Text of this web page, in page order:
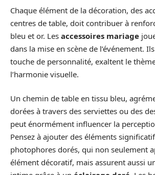
Chaque élément de la décoration, des
centres de table, doit contribuer à
bleu et or. Les accessoires mariage
dans la mise en scène de l’événement.
touche de personnalité, exaltent le
l’harmonie visuelle.
Un chemin de table en tissu bleu,
dorées à travers des serviettes ou des
peut énormément influencer la
Pensez à ajouter des éléments
photophores dorés, qui non seulement
élément décoratif, mais assurent aussi